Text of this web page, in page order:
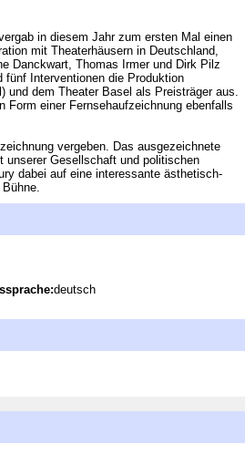
in diesem Jahr zum ersten Mal einen
mit Theaterhäusern in Deutschland,
Danckwart, Thomas Irmer und Dirk Pilz
fünf Interventionen die Produktion
und dem Theater Basel als Preisträger aus.
Form einer Fernsehaufzeichnung ebenfalls
vergeben. Das ausgezeichnete
Gesellschaft und politischen
dabei auf eine interessante ästhetisch-
deutsch